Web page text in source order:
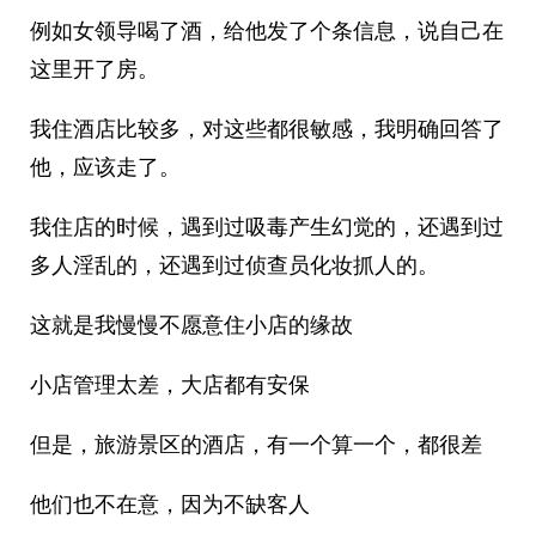
例如女领导喝了酒，给他发了个条信息，说自己在
这里开了房。
我住酒店比较多，对这些都很敏感，我明确回答了
他，应该走了。
我住店的时候，遇到过吸毒产生幻觉的，还遇到过
多人淫乱的，还遇到过侦查员化妆抓人的。
这就是我慢慢不愿意住小店的缘故
小店管理太差，大店都有安保
但是，旅游景区的酒店，有一个算一个，都很差
他们也不在意，因为不缺客人